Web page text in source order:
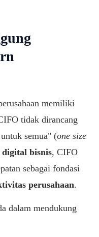
memiliki
tidak dirancang
semua" (one size
digital bisnis, CIFO
sebagai fondasi
perusahaan.
dalam mendukung